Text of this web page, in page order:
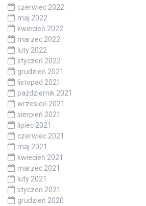
czerwiec 2022
maj 2022
kwiecień 2022
marzec 2022
luty 2022
styczeń 2022
grudzień 2021
listopad 2021
październik 2021
wrzesień 2021
sierpień 2021
lipiec 2021
czerwiec 2021
maj 2021
kwiecień 2021
marzec 2021
luty 2021
styczeń 2021
grudzień 2020